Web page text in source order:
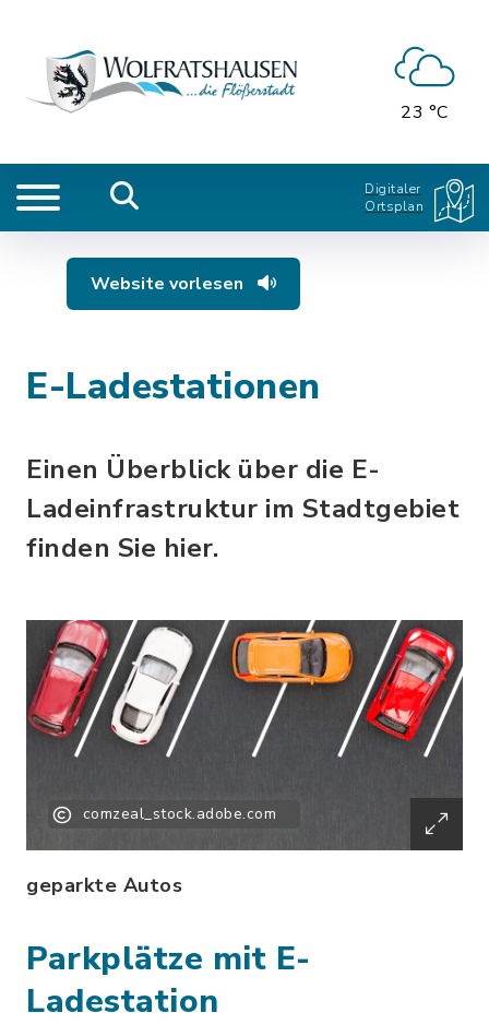
23 °C
Digitaler
Ortsplan
Website vorlesen
E-Ladestationen
Einen Überblick über die E-
Ladeinfrastruktur im Stadtgebiet
finden Sie hier.
comzeal_stock.adobe.com
geparkte Autos
Parkplätze mit E-
Ladestation